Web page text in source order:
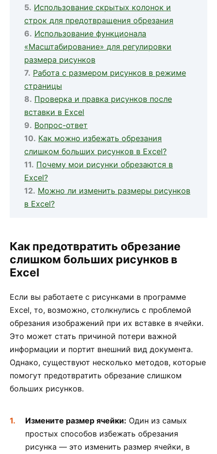
Использование скрытых колонок и
строк для предотвращения обрезания
Использование функционала
«Масштабирование» для регулировки
размера рисунков
Работа с размером рисунков в режиме
страницы
Проверка и правка рисунков после
вставки в Excel
Вопрос-ответ
Как можно избежать обрезания
слишком больших рисунков в Excel?
Почему мои рисунки обрезаются в
Excel?
Можно ли изменить размеры рисунков
в Excel?
Как предотвратить обрезание
слишком больших рисунков в
Excel
Если вы работаете с рисунками в программе
Excel, то, возможно, столкнулись с проблемой
обрезания изображений при их вставке в ячейки.
Это может стать причиной потери важной
информации и портит внешний вид документа.
Однако, существуют несколько методов, которые
помогут предотвратить обрезание слишком
больших рисунков.
Измените размер ячейки: Один из самых
простых способов избежать обрезания
рисунка — это изменить размер ячейки, в